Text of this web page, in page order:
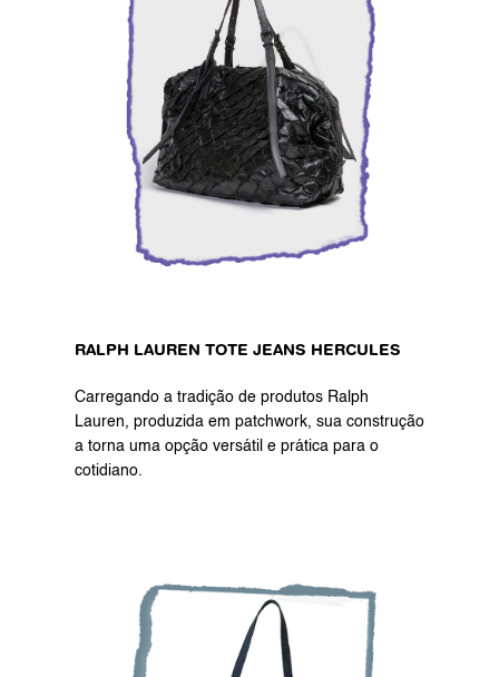
RALPH LAUREN TOTE JEANS HERCULES
Carregando a tradição de produtos Ralph
Lauren, produzida em patchwork, sua construção
a torna uma opção versátil e prática para o
cotidiano.